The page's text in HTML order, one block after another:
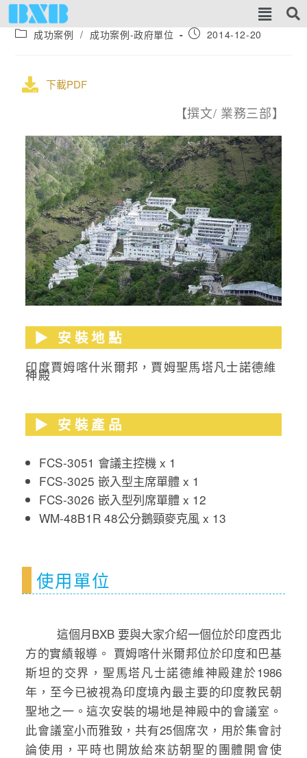
成功案例 / 成功案例-政府單位 2014-12-20
下載PDF
【撰文/ 業務三部】
▶︎ 安裝地點
印度賈姆喀什米爾邦，賈姆聖馬塔凡士諾德維
神殿
▶︎ 安裝產品
FCS-3051 會議主控機 x 1
FCS-3025 嵌入型主席單體 x 1
FCS-3026 嵌入型列席單體 x 12
WM-48B1R 48公分鵝頸麥克風 x 13
使用單位
這個月BXB 要與大家介紹一個位於印度西北
方的實績報導。 賈姆喀什米爾邦位於印度和巴基
斯坦的交界，聖馬塔凡士諾德維神殿建於1986
年，至今已被視為印度境內最主要的印度教民朝
聖地之一。這次安裝的場地是神殿中的會議室。
此會議室小而雅致，共有25個席次，用於集會討
論使用，平時也開放給來訪朝聖的團體開會使